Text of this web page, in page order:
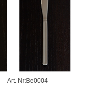
Art. Nr:Be0004